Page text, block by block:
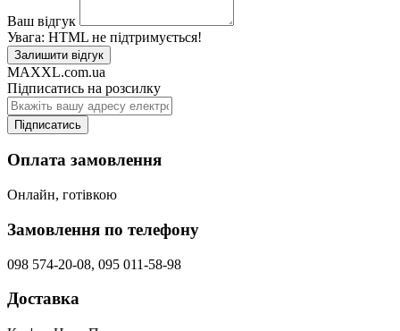
Ваш відгук
Увага: HTML не підтримується!
Залишити відгук
MAXXL.com.ua
Підписатись на розсилку
Підписатись
Оплата замовлення
Онлайн, готівкою
Замовлення по телефону
098 574-20-08, 095 011-58-98
Доставка